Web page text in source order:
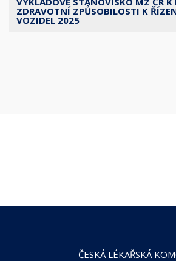
ZDRAVOTNÍ ZPŮSOBILOSTI K
VOZIDEL 2025
ČESKÁ LÉKAŘSKÁ